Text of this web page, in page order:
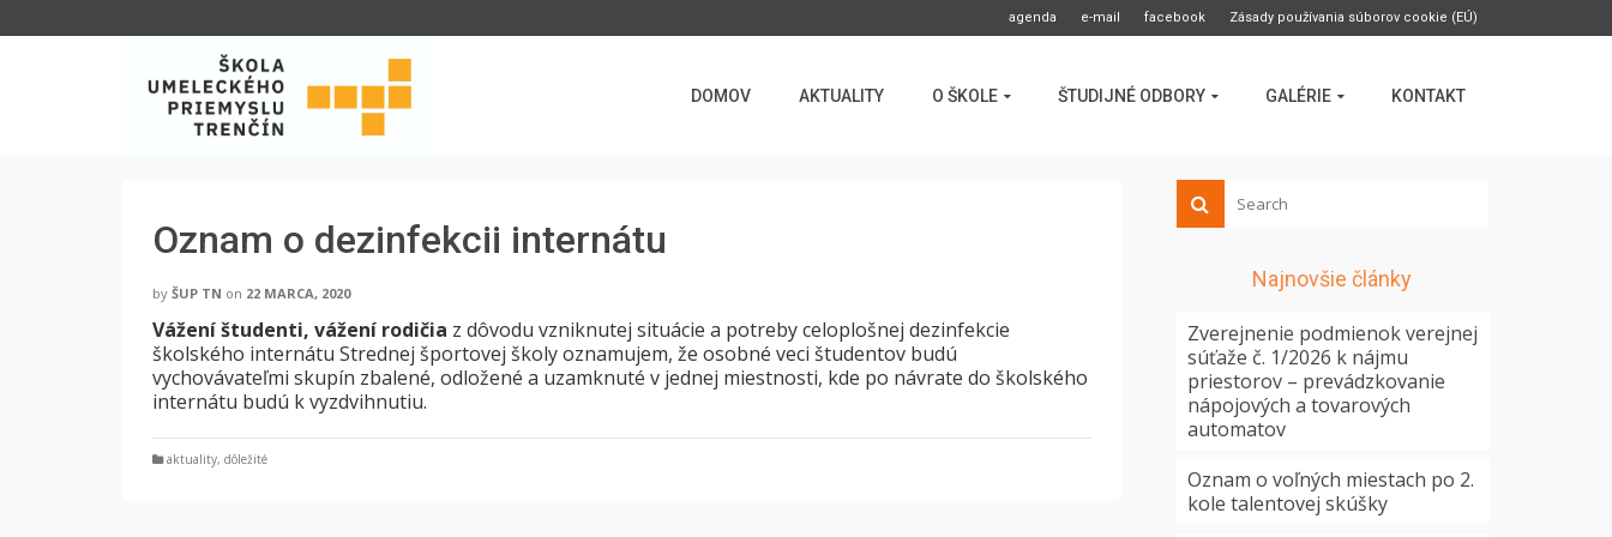
agenda e-mail facebook Zásady používania súborov cookie (EÚ)
DOMOV AKTUALITY O ŠKOLE ŠTUDIJNÉ ODBORY GALÉRIE KONTAKT
Oznam o dezinfekcii internátu
by ŠUP TN on 22 MARCA, 2020
Vážení študenti, vážení rodičia z dôvodu vzniknutej situácie a potreby celoplošnej dezinfekcie
školského internátu Strednej športovej školy oznamujem, že osobné veci študentov budú
vychovávateľmi skupín zbalené, odložené a uzamknuté v jednej miestnosti, kde po návrate do školského
internátu budú k vyzdvihnutiu.
aktuality, dôležité
Najnovšie články
Zverejnenie podmienok verejnej
súťaže č. 1/2026 k nájmu
priestorov – prevádzkovanie
nápojových a tovarových
automatov
Oznam o voľných miestach po 2.
kole talentovej skúšky